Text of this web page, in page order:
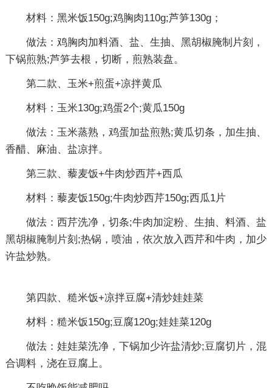
材料：黑米饭150g;鸡胸肉110g;芦笋130g；
做法：鸡胸肉加料酒、盐、生抽、黑胡椒腌制片刻，
下锅煎熟;芦笋去根，切断，煎熟装盘。
第二款、玉米+煎蛋+凉拌黄瓜
材料：玉米130g;鸡蛋2个;黄瓜150g
做法：玉米蒸熟，鸡蛋加盐煎熟;黄瓜切条，加生抽、
香醋、麻油、盐凉拌。
第三款、藜麦饭+牛肉炒西芹+西瓜
材料：藜麦饭150g;牛肉炒西芹150g;西瓜1片
做法：西芹洗净，切条;牛肉加淀粉、生抽、料酒、盐
黑胡椒腌制片刻;热锅，喷油，依次放入西芹和牛肉，加少
许盐炒熟。
第四款、糙米饭+凉拌豆腐+清炒娃娃菜
材料：糙米饭150g;豆腐120g;娃娃菜120g
做法：娃娃菜洗净，下锅加少许盐清炒;豆腐切片，混
合调料，浇在豆腐上。